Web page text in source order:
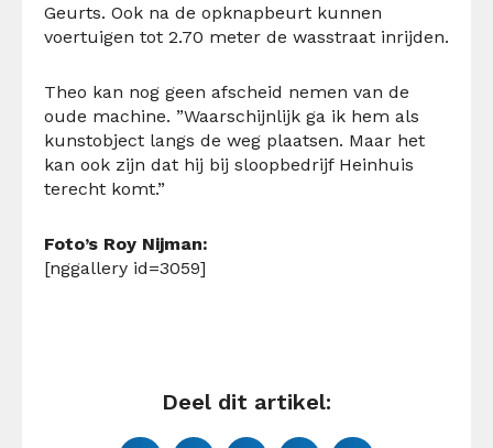
Geurts. Ook na de opknapbeurt kunnen
voertuigen tot 2.70 meter de wasstraat inrijden.
Theo kan nog geen afscheid nemen van de
oude machine. ”Waarschijnlijk ga ik hem als
kunstobject langs de weg plaatsen. Maar het
kan ook zijn dat hij bij sloopbedrijf Heinhuis
terecht komt.”
Foto’s Roy Nijman:
[nggallery id=3059]
Deel dit artikel: